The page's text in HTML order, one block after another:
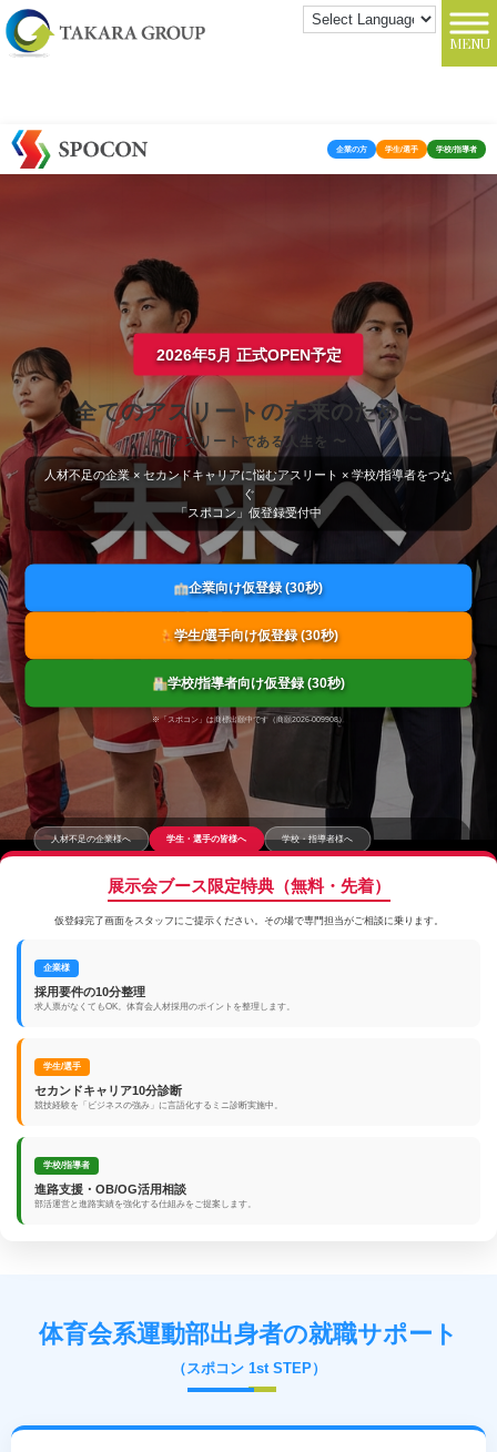
MENU
企業の方 学生/選手 学校/指導者
2026年5月 正式OPEN予定
全てのアスリートの未来のために
〜 アスリートである人生を 〜
人材不足の企業 × セカンドキャリアに悩むアスリート × 学校/指導者をつな
ぐ
「スポコン」仮登録受付中
企業向け仮登録 (30秒)
学生/選手向け仮登録 (30秒)
学校/指導者向け仮登録 (30秒)
※「スポコン」は商標出願中です（商願2026-009908）
人材不足の企業様へ 学生・選手の皆様へ 学校・指導者様へ
展示会ブース限定特典（無料・先着）
仮登録完了画面をスタッフにご提示ください。その場で専門担当がご相談に乗ります。
企業様
採用要件の10分整理
求人票がなくてもOK。体育会人材採用のポイントを整理します。
学生/選手
セカンドキャリア10分診断
競技経験を「ビジネスの強み」に言語化するミニ診断実施中。
学校/指導者
進路支援・OB/OG活用相談
部活運営と進路実績を強化する仕組みをご提案します。
体育会系運動部出身者の就職サポート
（スポコン 1st STEP）